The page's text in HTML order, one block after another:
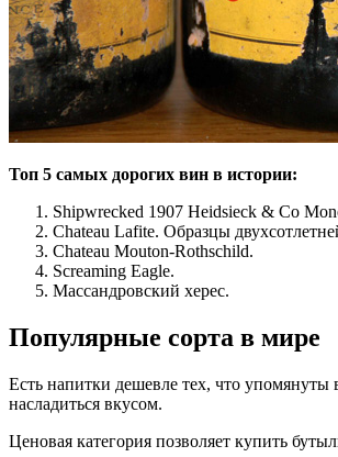
Топ 5 самых дорогих вин в истории:
Shipwrecked 1907 Heidsieck & Co
Chateau Lafite. Образцы
Chateau Mouton-Rothschild.
Screaming Eagle.
Массандровский херес.
Популярные сорта в мире
Есть напитки дешевле тех, что
насладиться вкусом.
Ценовая категория позволяет купить